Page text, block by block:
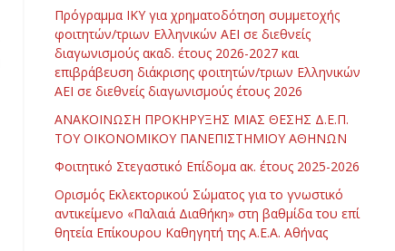
Πρόγραμμα ΙΚΥ για χρηματοδότηση συμμετοχής
φοιτητών/τριων Ελληνικών ΑΕΙ σε διεθνείς
διαγωνισμούς ακαδ. έτους 2026-2027 και
επιβράβευση διάκρισης φοιτητών/τριων Ελληνικών
ΑΕΙ σε διεθνείς διαγωνισμούς έτους 2026
ΑΝΑΚΟΙΝΩΣΗ ΠΡΟΚΗΡΥΞΗΣ ΜΙΑΣ ΘΕΣΗΣ Δ.Ε.Π.
ΤΟΥ ΟΙΚΟΝΟΜΙΚΟΥ ΠΑΝΕΠΙΣΤΗΜΙΟΥ ΑΘΗΝΩΝ
Φοιτητικό Στεγαστικό Επίδομα ακ. έτους 2025-2026
Ορισμός Εκλεκτορικού Σώματος για το γνωστικό
αντικείμενο «Παλαιά Διαθήκη» στη βαθμίδα του επί
θητεία Επίκουρου Καθηγητή της Α.Ε.Α. Αθήνας